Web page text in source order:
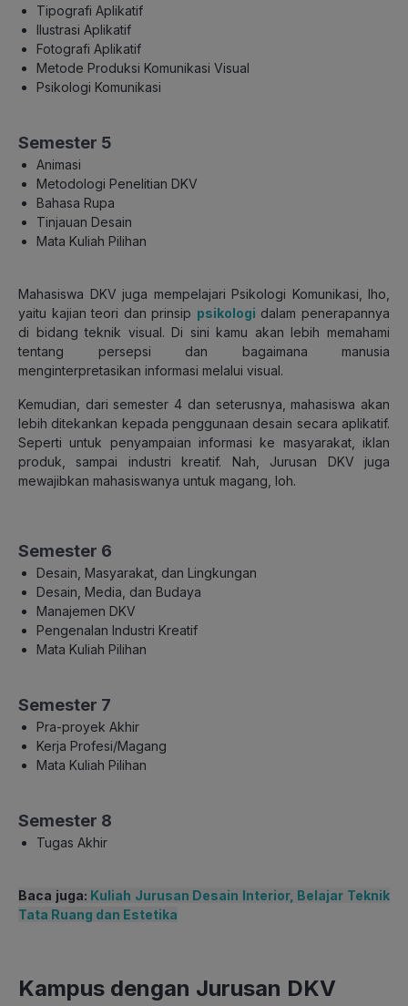
Tipografi Aplikatif
Ilustrasi Aplikatif
Fotografi Aplikatif
Metode Produksi Komunikasi Visual
Psikologi Komunikasi
Semester 5
Animasi
Metodologi Penelitian DKV
Bahasa Rupa
Tinjauan Desain
Mata Kuliah Pilihan
Mahasiswa DKV juga mempelajari Psikologi Komunikasi, lho,
yaitu kajian teori dan prinsip psikologi dalam penerapannya
di bidang teknik visual. Di sini kamu akan lebih memahami
tentang persepsi dan bagaimana manusia
menginterpretasikan informasi melalui visual.
Kemudian, dari semester 4 dan seterusnya, mahasiswa akan
lebih ditekankan kepada penggunaan desain secara aplikatif.
Seperti untuk penyampaian informasi ke masyarakat, iklan
produk, sampai industri kreatif. Nah, Jurusan DKV juga
mewajibkan mahasiswanya untuk magang, loh.
Semester 6
Desain, Masyarakat, dan Lingkungan
Desain, Media, dan Budaya
Manajemen DKV
Pengenalan Industri Kreatif
Mata Kuliah Pilihan
Semester 7
Pra-proyek Akhir
Kerja Profesi/Magang
Mata Kuliah Pilihan
Semester 8
Tugas Akhir
Baca juga: Kuliah Jurusan Desain Interior, Belajar Teknik
Tata Ruang dan Estetika
Kampus dengan Jurusan DKV